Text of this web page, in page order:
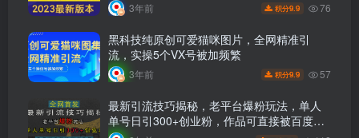
3年前 积分9.9 76
黑科技纯原创可爱猫咪图片，全网精准引
流，实操5个VX号被加频繁
3年前 积分9.9 57
最新引流技巧揭秘，老平台爆粉玩法，单人
单号日引300+创业粉，作品可直接被百度收